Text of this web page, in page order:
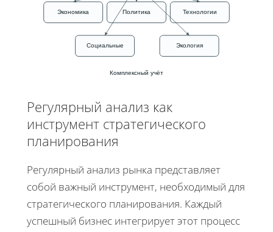
Экономика Политика Технологии
Социальные Экология
Комплексный учёт
Регулярный анализ как
инструмент стратегического
планирования
Регулярный анализ рынка представляет
собой важный инструмент, необходимый для
стратегического планирования. Каждый
успешный бизнес интегрирует этот процесс